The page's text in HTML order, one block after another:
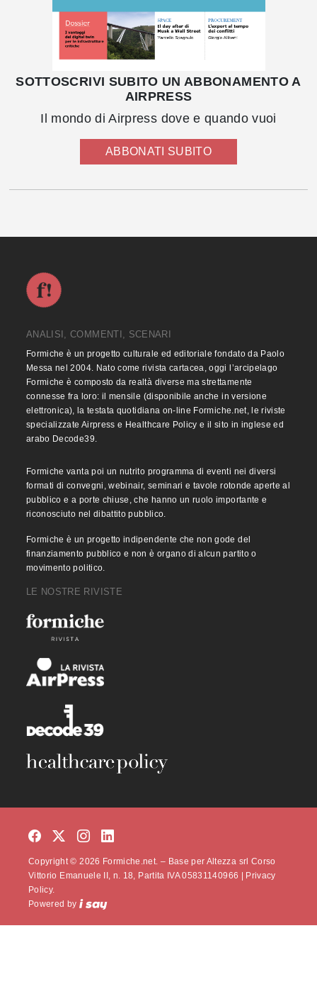
SOTTOSCRIVI SUBITO UN ABBONAMENTO A
AIRPRESS
Il mondo di Airpress dove e quando vuoi
ABBONATI SUBITO
ANALISI, COMMENTI, SCENARI
Formiche è un progetto culturale ed editoriale fondato da Paolo
Messa nel 2004. Nato come rivista cartacea, oggi l’arcipelago
Formiche è composto da realtà diverse ma strettamente
connesse fra loro: il mensile (disponibile anche in versione
elettronica), la testata quotidiana on-line Formiche.net, le riviste
specializzate Airpress e Healthcare Policy e il sito in inglese ed
arabo Decode39.
Formiche vanta poi un nutrito programma di eventi nei diversi
formati di convegni, webinair, seminari e tavole rotonde aperte al
pubblico e a porte chiuse, che hanno un ruolo importante e
riconosciuto nel dibattito pubblico.
Formiche è un progetto indipendente che non gode del
finanziamento pubblico e non è organo di alcun partito o
movimento politico.
LE NOSTRE RIVISTE
Copyright © 2026 Formiche.net. – Base per Altezza srl Corso
Vittorio Emanuele II, n. 18, Partita IVA 05831140966 |
Privacy
Policy.
Powered by